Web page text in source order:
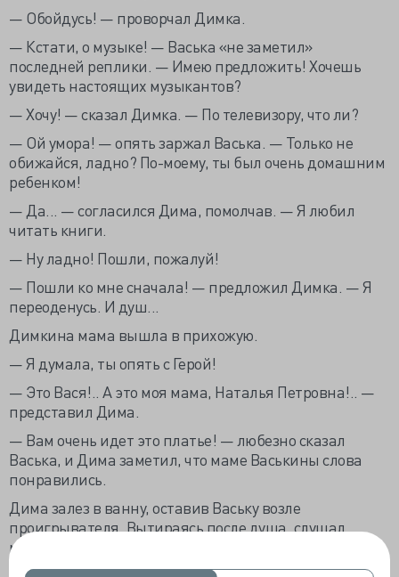
— Обойдусь! — проворчал Димка.
— Кстати, о музыке! — Васька «не заметил»
последней реплики. — Имею предложить! Хочешь
увидеть настоящих музыкантов?
— Хочу! — сказал Димка. — По телевизору, что ли?
— Ой умора! — опять заржал Васька. — Только не
обижайся, ладно? По-моему, ты был очень домашним
ребенком!
— Да... — согласился Дима, помолчав. — Я любил
читать книги.
— Ну ладно! Пошли, пожалуй!
— Пошли ко мне сначала! — предложил Димка. — Я
переоденусь. И душ...
Димкина мама вышла в прихожую.
— Я думала, ты опять с Герой!
— Это Вася!.. А это моя мама, Наталья Петровна!.. —
представил Дима.
— Вам очень идет это платье! — любезно сказал
Васька, и Дима заметил, что маме Васькины слова
понравились.
Дима залез в ванну, оставив Ваську возле
проигрывателя. Вытираясь после душа, слушал
музыку.